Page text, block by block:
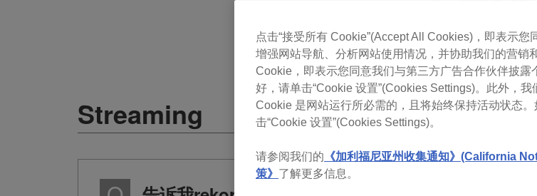
可查看rekordbox常见问
Streaming
点击“接受所有 Cookie”(Accept All Cookies)，即表示
增强网站导航、分析网站使用情况，并协助我们的营销
Cookie，即表示您同意我们与第三方广告合作伙伴披露
好，请单击“Cookie 设置”(Cookies Settings)。此外，
Cookie 是网站运行所必需的，且将始终保持活动状态
击“Cookie 设置”(Cookies Settings)。
请参阅我们的 《加利福尼亚州收集通知》(California
策》 了解更多信息。